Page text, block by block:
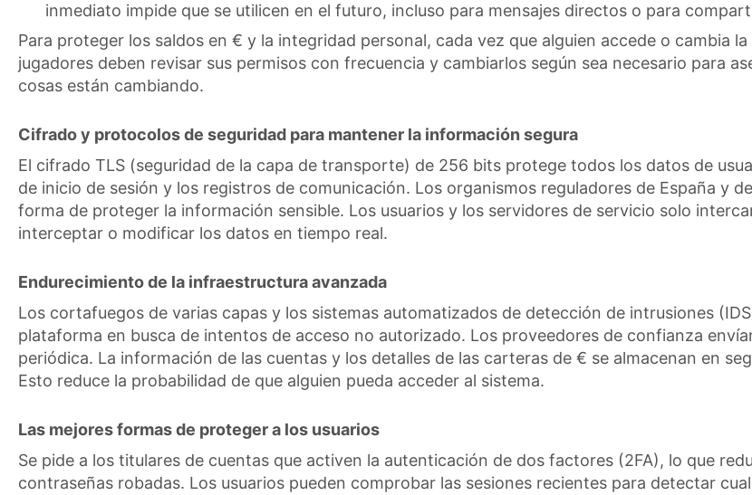
inmediato impide que se utilicen en el futuro, incluso para mensajes directos o para
Para proteger los saldos en € y la integridad personal, cada vez que alguien accede o cambia
jugadores deben revisar sus permisos con frecuencia y cambiarlos según sea necesario para
cosas están cambiando.
Cifrado y protocolos de seguridad para mantener la información segura
El cifrado TLS (seguridad de la capa de transporte) de 256 bits protege todos los datos de
de inicio de sesión y los registros de comunicación. Los organismos reguladores de España y
forma de proteger la información sensible. Los usuarios y los servidores de servicio solo
interceptar o modificar los datos en tiempo real.
Endurecimiento de la infraestructura avanzada
Los cortafuegos de varias capas y los sistemas automatizados de detección de intrusiones
plataforma en busca de intentos de acceso no autorizado. Los proveedores de confianza
periódica. La información de las cuentas y los detalles de las carteras de € se almacenan en
Esto reduce la probabilidad de que alguien pueda acceder al sistema.
Las mejores formas de proteger a los usuarios
Se pide a los titulares de cuentas que activen la autenticación de dos factores (2FA), lo que
contraseñas robadas. Los usuarios pueden comprobar las sesiones recientes para detectar